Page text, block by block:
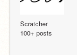
Scratcher
100+ posts